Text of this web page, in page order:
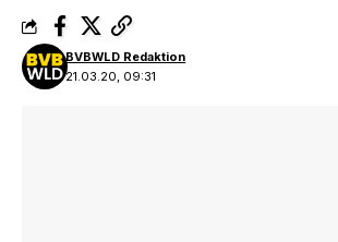
21.03.20, 09:31
BVBWLD Redaktion